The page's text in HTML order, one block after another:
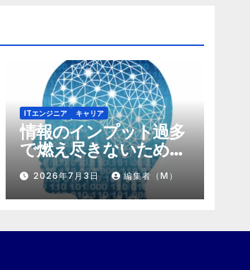
ITエンジニア キャリア
情報のインプット過多
で燃え尽きないため
の、「捨て方」と「情
報の絞り方」
2026年7月3日 編集者（M）